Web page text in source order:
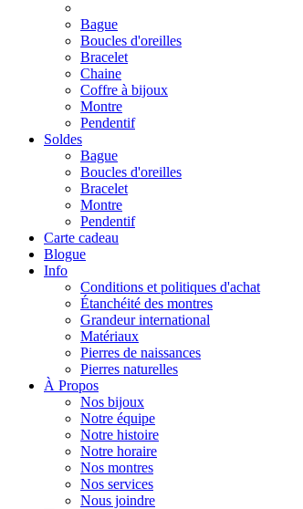
Bague
Boucles d'oreilles
Bracelet
Chaine
Coffre à bijoux
Montre
Pendentif
Soldes
Bague
Boucles d'oreilles
Bracelet
Montre
Pendentif
Carte cadeau
Blogue
Info
Conditions et politiques d'achat
Étanchéité des montres
Grandeur international
Matériaux
Pierres de naissances
Pierres naturelles
À Propos
Nos bijoux
Notre équipe
Notre histoire
Notre horaire
Nos montres
Nos services
Nous joindre